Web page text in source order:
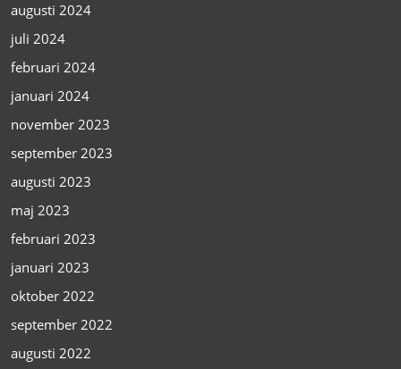
augusti 2024
juli 2024
februari 2024
januari 2024
november 2023
september 2023
augusti 2023
maj 2023
februari 2023
januari 2023
oktober 2022
september 2022
augusti 2022